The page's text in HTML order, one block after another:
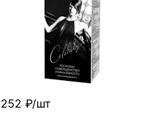
252 ₽/шт